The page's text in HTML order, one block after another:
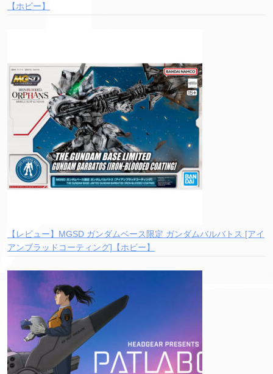
【ホビー】
【レビュー】MGSD ガンダムベース限定 ガンダムバルバトス [アイ
アンブラッドコーティング]【ホビー】